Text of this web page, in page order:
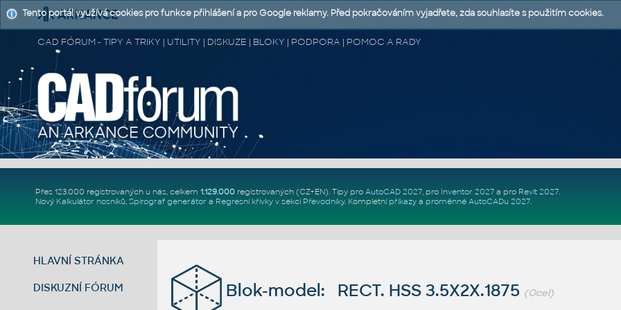
CAD FÓRUM - TIPY A TRIKY | UTILITY | DISKUZE | BLOKY | PODPORA | POMOC A RADY
Přes 123.000 registrovaných u nás, celkem 1.129.000registrovaných (CZ+EN). Tipy pro AutoCAD 2027, pro Inventor 2027a pro Revit 2027.
Nový Kalkulátor nosníků, Spirograf generátor a Regresní křivkyv sekci Převodníky. Kompletní příkazya proměnné AutoCADu 2027.
HLAVNÍ STRÁNKA
DISKUZNÍ FÓRUM Blok-model: RECT. HSS 3.5X2X.1875 (Ocel)
Tento portál využívá cookies pro funkce přihlášení a pro Google reklamy. Před pokračováním vyjadřete, zda souhlasíte s použitím cookies.